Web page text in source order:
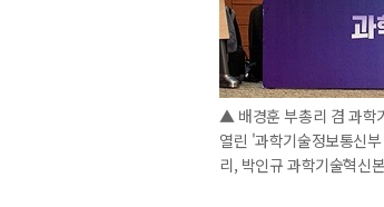
▲ 배경훈 부총리 겸 과학
열린 '과학기술정보통신
리, 박인규 과학기술혁신